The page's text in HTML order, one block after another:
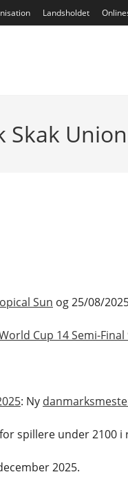
Landsholdet
Skak
Sun og 25/08/
Cup 14 Semi-Final
: Ny
spillere under 2100 i
2025.